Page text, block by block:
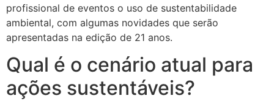
profissional de eventos o uso de sustentabilidade
ambiental, com algumas novidades que serão
apresentadas na edição de 21 anos.
Qual é o cenário atual para
ações sustentáveis?